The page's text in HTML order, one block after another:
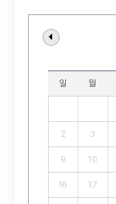
일 월
2 3
9 10
16 17